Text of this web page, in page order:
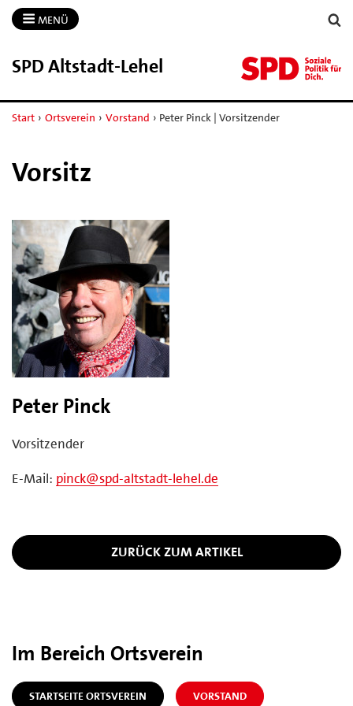
MENÜ
SPD Altstadt-​Lehel
Start › Ortsverein › Vorstand › Peter Pinck | Vorsitzender
Vorsitz
Peter Pinck
Vorsitzender
E-Mail: pinck@spd-altstadt-lehel.de
ZURÜCK ZUM ARTIKEL
Im Bereich Ortsverein
STARTSEITE ORTSVEREIN VORSTAND